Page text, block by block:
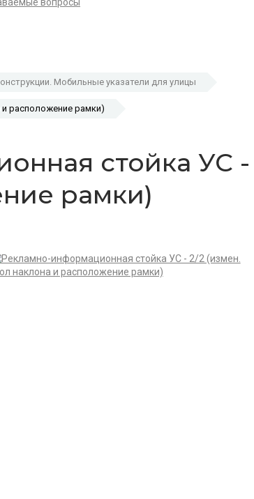
Мобильные указатели для улицы
и расположение рамки)
стойка УС -
рамки)